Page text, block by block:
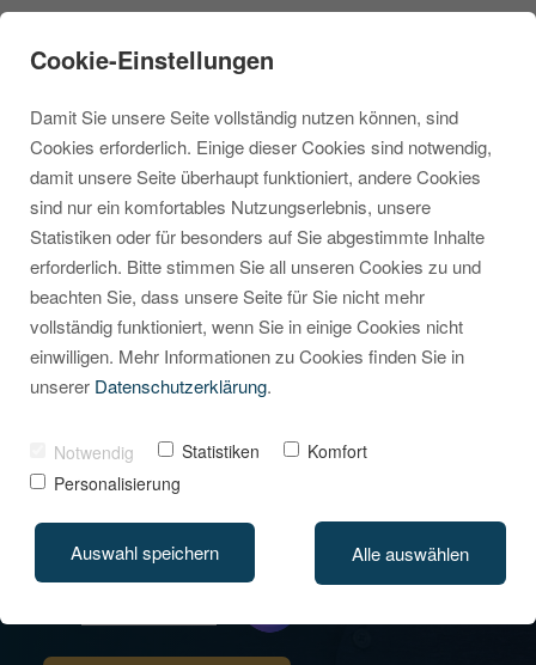
IhrShopware
Serverumzug: Sicher.
Zeitnah. Kalkulierbar.
Ihr Shopware-Umzug in Expertenhand:
Beratung bei der Serverwahl und
garantierter Festpreis dank 9 Jahren
Cookie-Einstellungen
Damit Sie unsere Seite vollständig nutzen können, sind
Cookies erforderlich. Einige dieser Cookies sind notwendig,
damit unsere Seite überhaupt funktioniert, andere Cookies
sind nur ein komfortables Nutzungserlebnis, unsere
Statistiken oder für besonders auf Sie abgestimmte Inhalte
erforderlich. Bitte stimmen Sie all unseren Cookies zu und
beachten Sie, dass unsere Seite für Sie nicht mehr
vollständig funktioniert, wenn Sie in einige Cookies nicht
einwilligen. Mehr Informationen zu Cookies finden Sie in
unserer Datenschutzerklärung.
Notwendig Statistiken
Komfort
Personalisierung
Auswahl speichern Alle auswählen